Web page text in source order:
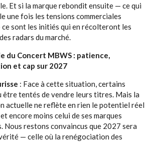
Et si la marque rebondit ensuite — ce qui
une fois les tensions commerciales
sont les initiés qui en récolteront les
radars du marché.
du Concert MBWS : patience,
et cap sur 2027
: Face à cette situation, certains
être tentés de vendre leurs titres. Mais la
actuelle ne reflète en rien le potentiel réel
encore moins celui de ses marques
Nous restons convaincus que 2027 sera
vérité — celle où la renégociation des